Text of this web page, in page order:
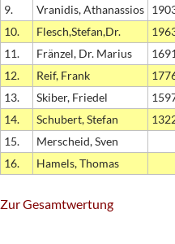
9.
Vranidis, Athanassios
10.
Flesch,Stefan,Dr.
11.
Fränzel, Dr. Marius 1691
12.
Reif, Frank
13.
Skiber, Friedel
14.
Schubert, Stefan
15.
Merscheid, Sven
16.
Hamels, Thomas
Zur Gesamtwertung